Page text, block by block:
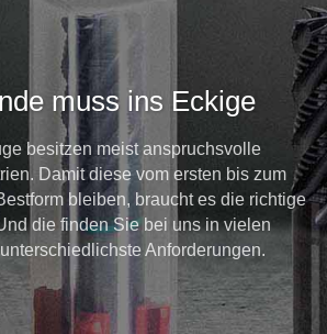
muss ins Eckige
besitzen meist anspruchsvolle
Damit diese vom ersten bis zum
bleiben, braucht es die richtige
die finden Sie bei uns in vielen
Anforderungen.